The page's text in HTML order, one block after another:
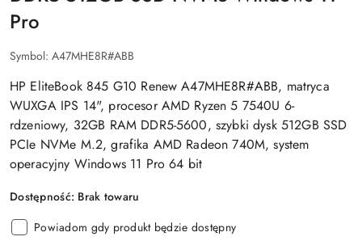
Pro
Symbol: A47MHE8R#ABB
HP EliteBook 845 G10 Renew A47MHE8R#ABB, matryca
WUXGA IPS 14", procesor AMD Ryzen 5 7540U 6-
rdzeniowy, 32GB RAM DDR5-5600, szybki dysk 512GB SSD
PCIe NVMe M.2, grafika AMD Radeon 740M, system
operacyjny Windows 11 Pro 64 bit
Dostępność: Brak towaru
Powiadom gdy produkt będzie dostępny